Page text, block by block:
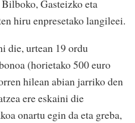
Gasteizko eta
hiru enpresetako langileei.
die, urtean 19 ordu
(horietako 500 euro
hilean abian jarriko den
ere eskaini die
onartu egin da eta greba,